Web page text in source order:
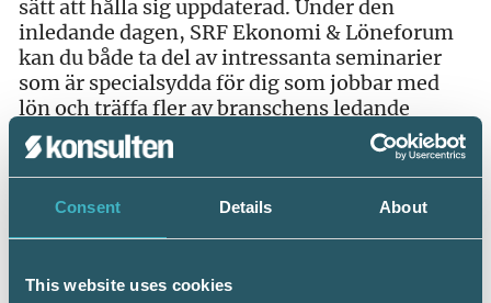
Consent Details About
This website uses cookies
sätt att hålla sig uppdaterad. Under den
inledande dagen, SRF Ekonomi & Löneforum
kan du både ta del av intressanta seminarier
som är specialsydda för dig som jobbar med
lön och träffa fler av branschens ledande
leverantörer. Vi kommer också att ”ta pulsen
på” löneprogramleverantörerna för att få veta
hur de ser på den allt intensivare
digitaliseringen och hur de tror att framtidens
arbetssituation blir för lönekonsulter.
anslutning till mässan Ekonomi & Företag som